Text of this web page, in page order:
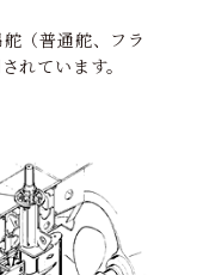
（普通舵、フラ
れています。